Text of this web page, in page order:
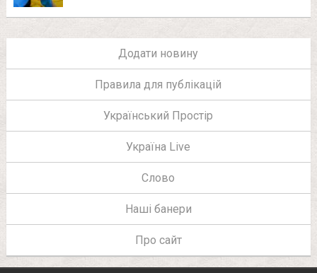
Додати новину
Правила для публікацій
Український Простір
Україна Live
Слово
Наші банери
Про сайт